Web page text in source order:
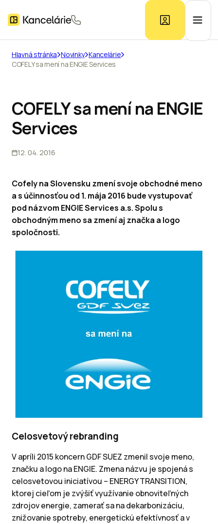
Prieskum trhu
Hlavná stránka Novinky Kancelárie
COFELY sa mení na ENGIE Services
COFELY sa mení na ENGIE
Services
12. 04. 2016
Cofely na Slovensku zmení svoje obchodné meno
a s účinnosťou od 1. mája 2016 bude vystupovať
pod názvom ENGIE Services a.s. Spolu s
obchodným meno sa zmení aj značka a logo
spoločnosti.
Celosvetový rebranding
V apríli 2015 koncern GDF SUEZ zmenil svoje meno,
značku a logo na ENGIE. Zmena názvu je spojená s
celosvetovou iniciatívou – ENERGY TRANSITION,
ktorej cieľom je zvýšiť využívanie obnoviteľných
zdrojov energie, zamerať sa na dekarbonizáciu,
znižovanie spotreby, energetickú efektívnosť a v